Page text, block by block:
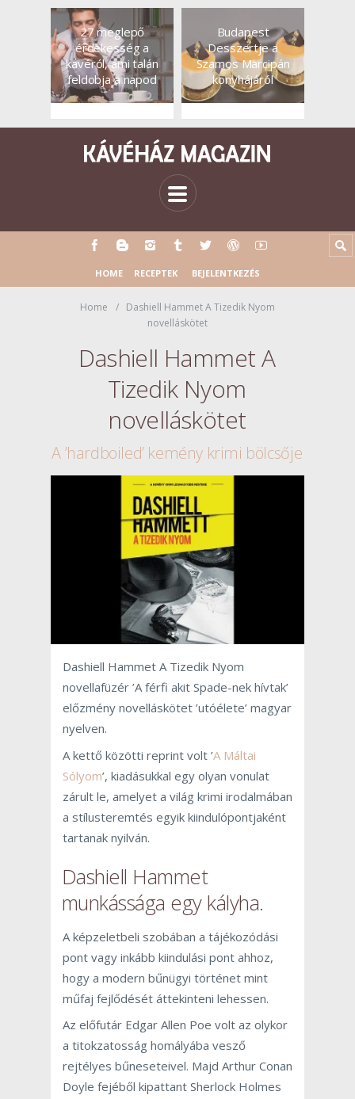
27 meglepő
érdekesség a
kávéról, ami talán
feldobja a napod
Budapest
Desszertje a
Szamos Marcipán
konyhájáról
HOME RECEPTEK BEJELENTKEZÉS
Home
Dashiell Hammet A Tizedik Nyom
novelláskötet
Dashiell Hammet A
Tizedik Nyom
novelláskötet
A ’hardboiled’ kemény krimi bölcsője
Dashiell Hammet A Tizedik Nyom
novellafüzér ’A férfi akit Spade-nek hívtak’
előzmény novelláskötet ’utóélete’ magyar
nyelven.
A kettő közötti reprint volt ’A Máltai
Sólyom’, kiadásukkal egy olyan vonulat
zárult le, amelyet a világ krimi irodalmában
a stílusteremtés egyik kiindulópontjaként
tartanak nyilván.
Dashiell Hammet
munkássága egy kályha.
A képzeletbeli szobában a tájékozódási
pont vagy inkább kiindulási pont ahhoz,
hogy a modern bűnügyi történet mint
műfaj fejlődését áttekinteni lehessen.
Az előfutár Edgar Allen Poe volt az olykor
a titokzatosság homályába vesző
rejtélyes bűneseteivel. Majd Arthur Conan
Doyle fejéből kipattant Sherlock Holmes